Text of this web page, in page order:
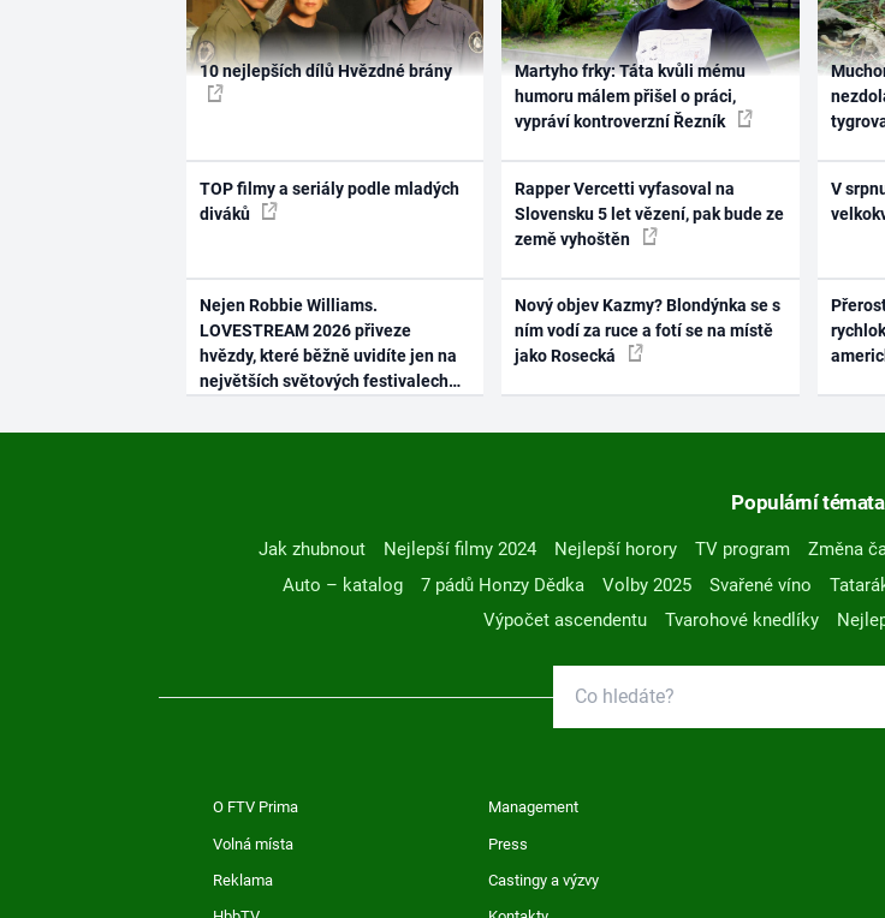
10 nejlepších dílů Hvězdné brány
TOP filmy a seriály podle mladých
diváků
Nejen Robbie Williams.
LOVESTREAM 2026 přiveze
hvězdy, které běžně uvidíte jen na
největších světových festivalech
Martyho frky: Táta kvůli mému
humoru málem přišel o práci,
vypráví kontroverzní Řezník
Rapper Vercetti vyfasoval na
Slovensku 5 let vězení, pak bude ze
země vyhoštěn
Nový objev Kazmy? Blondýnka se s
ním vodí za ruce a fotí se na místě
jako Rosecká
V
Populární témata
Jak zhubnout Nejlepší filmy 2024 Nejlepší horory TV program Změna
Auto – katalog
7 pádů Honzy Dědka Volby 2025 Svařené víno
Výpočet ascendentu
Tvarohové knedlíky
O FTV Prima Management
Volná místa Press
Reklama Castingy a výzvy